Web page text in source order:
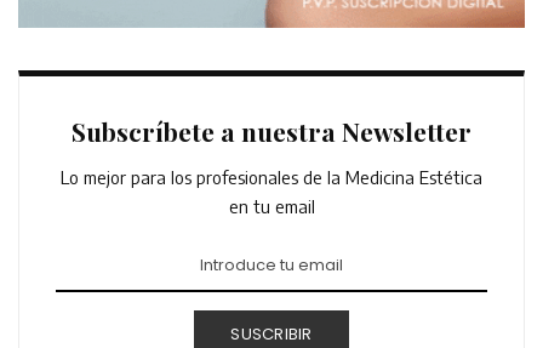
Subscríbete a nuestra Newsletter
Lo mejor para los profesionales de la Medicina Estética
en tu email
SUSCRIBIR